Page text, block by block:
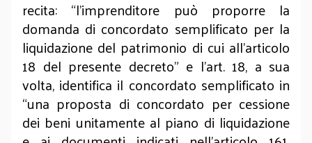
recita: “l’imprenditore può proporre la
domanda di concordato semplificato per la
liquidazione del patrimonio di cui all'articolo
18 del presente decreto” e l’art. 18, a sua
volta, identifica il concordato semplificato in
“una proposta di concordato per cessione
dei beni unitamente al piano di liquidazione